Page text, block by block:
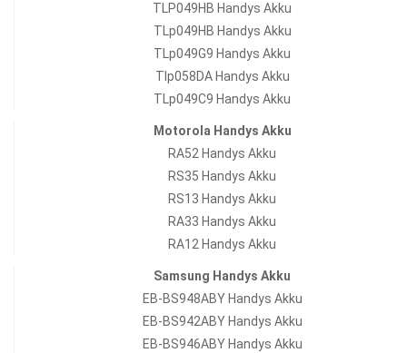
TLP049HB Handys Akku
TLp049HB Handys Akku
TLp049G9 Handys Akku
Tlp058DA Handys Akku
TLp049C9 Handys Akku
Motorola Handys Akku
RA52 Handys Akku
RS35 Handys Akku
RS13 Handys Akku
RA33 Handys Akku
RA12 Handys Akku
Samsung Handys Akku
EB-BS948ABY Handys Akku
EB-BS942ABY Handys Akku
EB-BS946ABY Handys Akku